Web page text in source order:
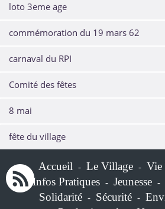
loto 3eme age
commémoration du 19 mars 62
carnaval du RPI
Comité des fêtes
8 mai
fête du village
Accueil - Le Village - Vie
Infos Pratiques - Jeunesse -
Solidarité - Sécurité -